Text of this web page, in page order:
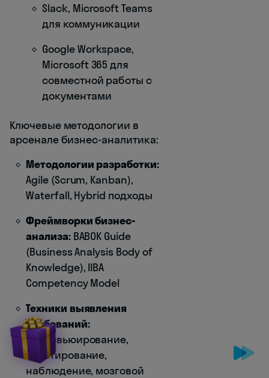
Slack, Microsoft Teams
для коммуникации
Google Workspace,
Microsoft 365 для
совместной работы с
документами
Ключевые методологии в
арсенале бизнес-аналитика:
Методологии разработки:
Agile (Scrum, Kanban),
Waterfall, Hybrid подходы
Фреймворки бизнес-
анализа:BABOK Guide
(Business Analysis Body of
Knowledge), IIBA
Competency Model
Техники выявления
требований:
интервьюирование,
анкетирование,
наблюдение, мозговой